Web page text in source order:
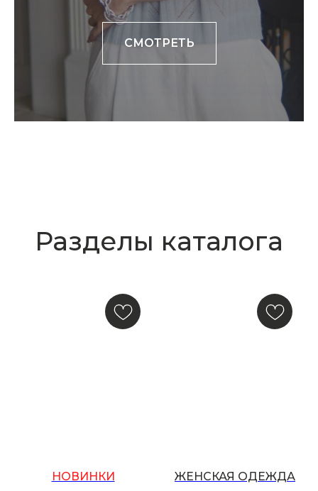
СМОТРЕТЬ
НОВИНКИ ЖЕНСКАЯ ОДЕЖДА
сделанного с любовью, теплом
и рассчитанного на долгие годы?
КУПИТЬ КАРТУ
в нашем телеграмм канале: